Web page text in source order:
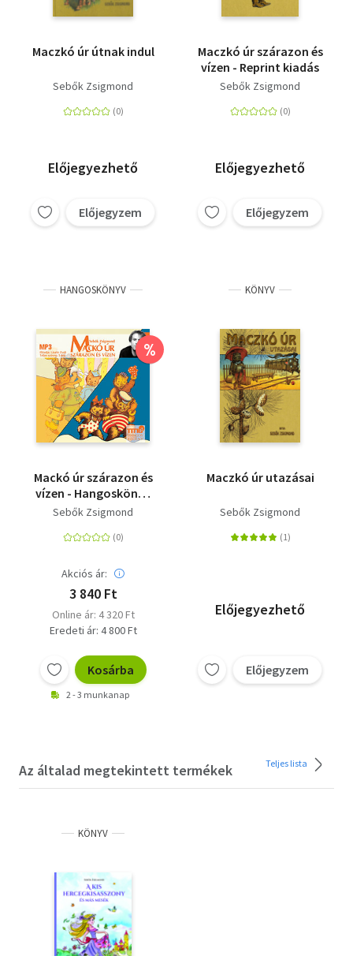
Maczkó úr útnak indul
Sebők Zsigmond
Előjegyezhető
Előjegyzem
Maczkó úr szárazon és
vízen - Reprint kiadás
Sebők Zsigmond
Előjegyezhető
Előjegyzem
HANGOSKÖNYV
%
Mackó úr szárazon és
vízen - Hangoskönyv
MP3
Sebők Zsigmond
Akciós ár:
3 840 Ft
Online ár: 4 320 Ft
Eredeti ár: 4 800 Ft
Kosárba
2 - 3 munkanap
KÖNYV
Maczkó úr utazásai
Sebők Zsigmond
Előjegyezhető
Előjegyzem
Az általad megtekintett termékek Teljes lista
KÖNYV